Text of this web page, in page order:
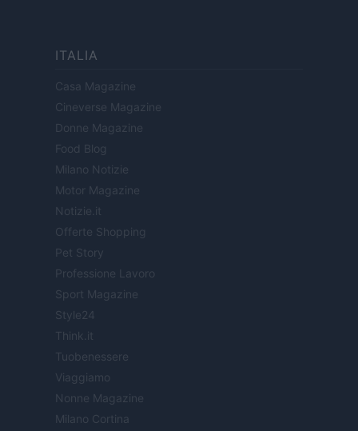
ITALIA
Casa Magazine
Cineverse Magazine
Donne Magazine
Food Blog
Milano Notizie
Motor Magazine
Notizie.it
Offerte Shopping
Pet Story
Professione Lavoro
Sport Magazine
Style24
Think.it
Tuobenessere
Viaggiamo
Nonne Magazine
Milano Cortina